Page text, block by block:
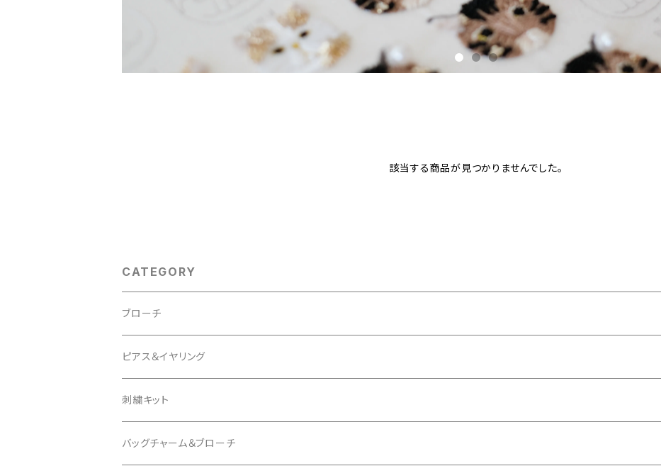
該当する商品が見つかりませんでした。
CATEGORY
ブローチ
Animal
Cat
Bird
Insect
Butterfly
Other
ピアス＆イヤリング
mocomoco
butterfly
刺繍キット
Cat
バッグチャーム＆ブローチ